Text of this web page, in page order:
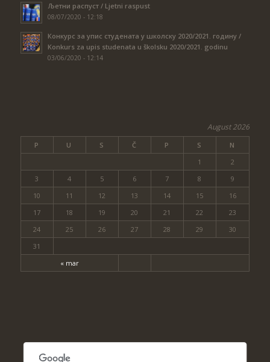
Љетни распуст / Ljetni raspust
08/07/2020 - 12:18
Конкурс за упис студената у школску 2020/2021. годину /
Konkurs za upis studenata u školsku 2020/2021. godinu
03/06/2020 - 12:14
August 2026
P U S Č P S N
« mar
1
2
3
4 5 6 7 8
9
10
11 12 13 14 15
16
17
18 19 20 21 22
23
24
25 26 27 28 29
30
31